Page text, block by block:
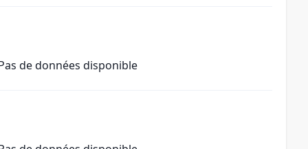
de données disponible